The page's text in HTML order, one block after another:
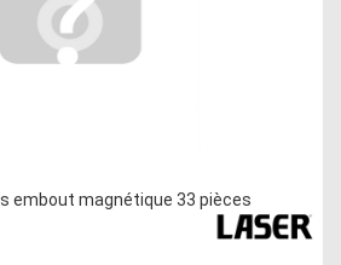
embout magnétique 33 pièces